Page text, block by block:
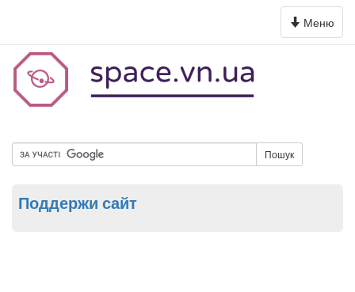
Toggle
navigation
Меню
Пошук
Поддержи сайт